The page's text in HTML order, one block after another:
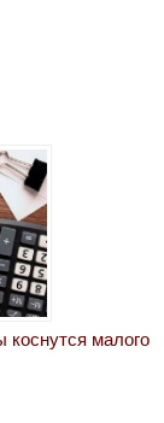
малого